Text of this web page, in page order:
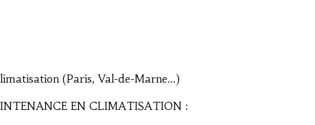
(Paris, Val-de-Marne...)
EN CLIMATISATION :